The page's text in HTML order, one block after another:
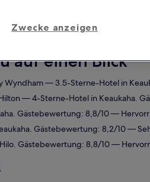
Morgen
auf einen Blick
Wyndham— 3.5-Sterne-Hotel in
— 4-Sterne-Hotel in Keaukaha.
Gästebewertung: 8,8/10 —
Gästebewertung: 8,2/10 —
Gästebewertung: 8,8/10 —
Zwecke anzeigen